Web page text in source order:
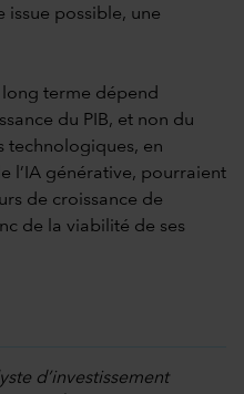
issue possible, une
terme dépend
du PIB, et non du
technologiques, en
l’IA générative, pourraient
de croissance de
de la viabilité de ses
d’investissement